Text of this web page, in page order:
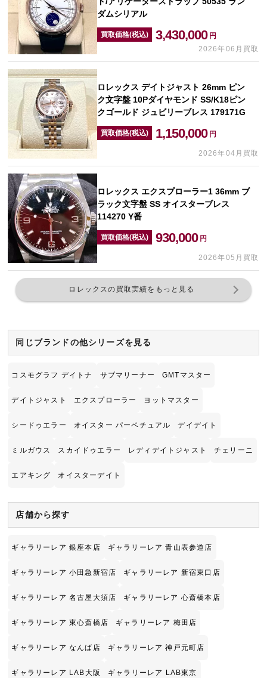
ダムシリアル
買取価格(税込) 3,430,000 円
2026年06月買取
ロレックス デイトジャスト 26mm ピン
ク文字盤 10Pダイヤモンド SS/K18ピン
クゴールド ジュビリーブレス 179171G
買取価格(税込) 1,150,000 円
2026年04月買取
ロレックス エクスプローラー1 36mm ブ
ラック文字盤 SS オイスターブレス
114270 Y番
買取価格(税込) 930,000 円
2026年05月買取
ロレックスの買取実績をもっと見る
同じブランドの他シリーズを見る
コスモグラフ デイトナ サブマリーナー GMTマスター
デイトジャスト エクスプローラー ヨットマスター
シードゥエラー オイスター パーペチュアル デイデイト
ミルガウス スカイドゥエラー レディデイトジャスト チェリーニ
エアキング オイスターデイト
店舗から探す
ギャラリーレア 銀座本店 ギャラリーレア 青山表参道店
ギャラリーレア 小田急新宿店 ギャラリーレア 新宿東口店
ギャラリーレア 名古屋大須店 ギャラリーレア 心斎橋本店
ギャラリーレア 東心斎橋店 ギャラリーレア 梅田店
ギャラリーレア なんば店 ギャラリーレア 神戸元町店
ギャラリーレア LAB大阪 ギャラリーレア LAB東京